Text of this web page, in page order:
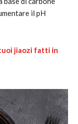
il pH
jiaozi fatti in